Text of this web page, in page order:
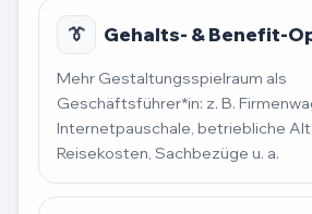
👔 Gehalts- & Benefit-
Mehr Gestaltungsspielraum als
Geschäftsführer*in: z. B.
Internetpauschale, betriebliche
Reisekosten, Sachbezüge u. a.